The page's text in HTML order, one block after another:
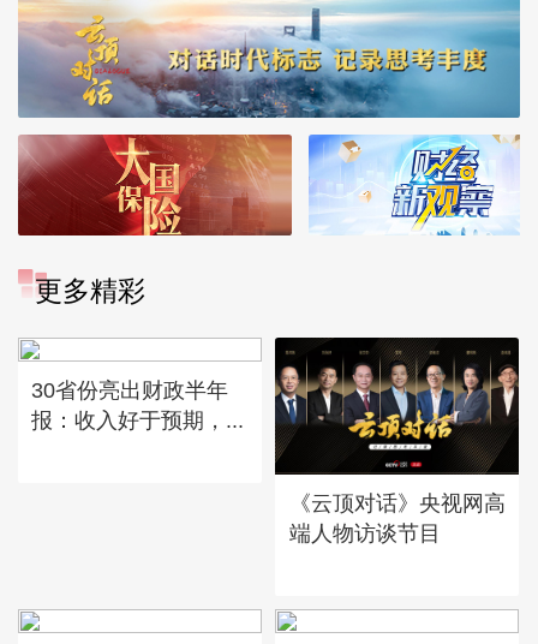
更多精彩
30省份亮出财政半年
报：收入好于预期，...
《云顶对话》央视网高
端人物访谈节目